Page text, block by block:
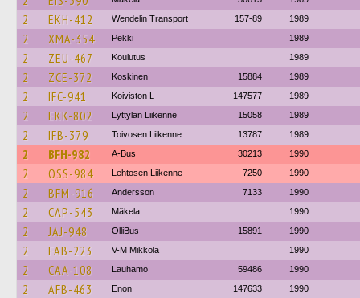
2 EKH-412 Wendelin Transport 157-89 1989
2 XMA-354 Pekki 1989
2 ZEU-467 Koulutus 1989
2 ZCE-372 Koskinen 15884 1989
2 IFC-941 Koiviston L 147577 1989
2 EKK-802 Lyttylän Liikenne 15058 1989
2 IFB-379 Toivosen Liikenne 13787 1989
2 BFH-982 A-Bus 30213 1990
2 OSS-984 Lehtosen Liikenne 7250 1990
2 BFM-916 Andersson 7133 1990
2 CAP-543 Mäkela 1990
2 JAJ-948 OlliBus 15891 1990
2 FAB-223 V-M Mikkola 1990
2 CAA-108 Lauhamo 59486 1990
2 AFB-463 Enon 147633 1990